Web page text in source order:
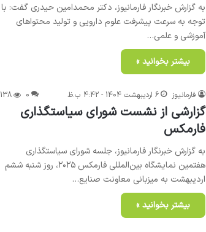
به گزارش خبرنگار فارمانیوز، دکتر محمدامین حیدری گفت: با
توجه به سرعت پیشرفت علوم دارویی و تولید محتواهای
آموزشی و علمی…
بیشتر بخوانید »
فارمانیوز 6 اردیبهشت 1404 - 4:42 ب.ظ 0
138
گزارشی از نشست شورای سیاستگذاری
فارمکس
به گزارش خبرنگار فارمانیوز، جلسه شورای سیاستگذاری
هفتمین نمایشگاه بین‌المللی فارمکس ۲۰۲۵، روز شنبه ششم
اردیبهشت به میزبانی معاونت صنایع…
بیشتر بخوانید »